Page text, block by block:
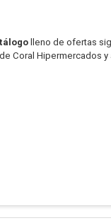
lleno de ofertas
Coral Hipermercados